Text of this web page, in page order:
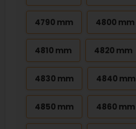
4790 mm 4800 mm
4810 mm 4820 mm
4830 mm 4840 mm
4850 mm 4860 mm